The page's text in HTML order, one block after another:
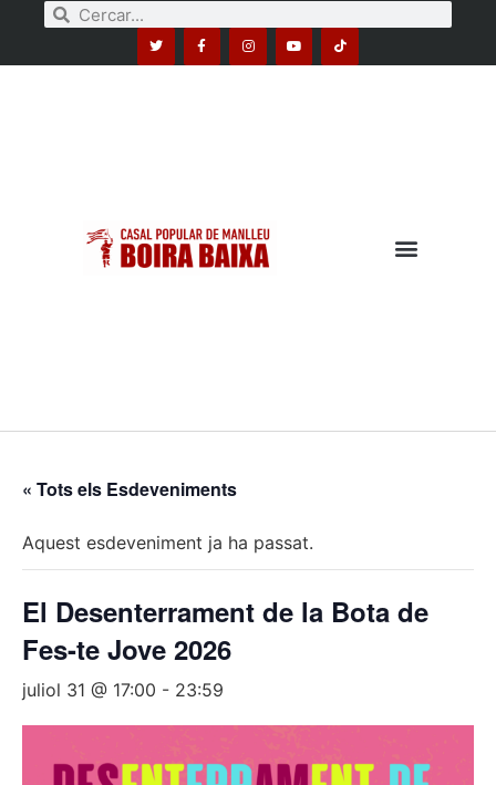
« Tots els Esdeveniments
Aquest esdeveniment ja ha passat.
El Desenterrament de la Bota de
Fes-te Jove 2026
juliol 31 @ 17:00 - 23:59